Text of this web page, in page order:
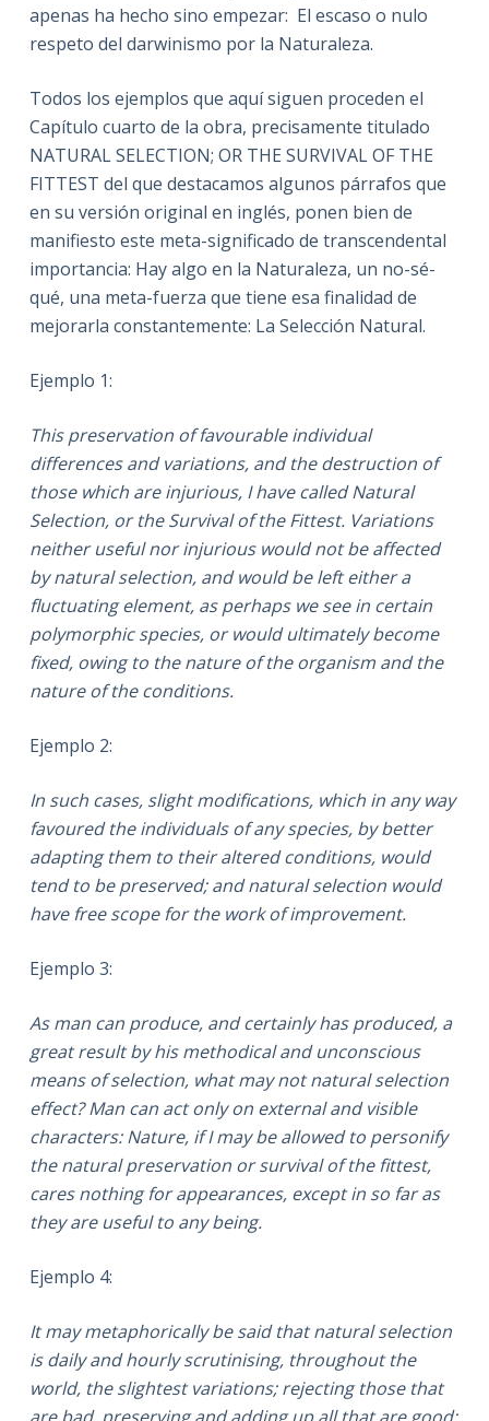
apenas ha hecho sino empezar: El escaso o nulo
respeto del darwinismo por la Naturaleza.
Todos los ejemplos que aquí siguen proceden el
Capítulo cuarto de la obra, precisamente titulado
NATURAL SELECTION; OR THE SURVIVAL OF THE
FITTEST del que destacamos algunos párrafos que
en su versión original en inglés, ponen bien de
manifiesto este meta-significado de transcendental
importancia: Hay algo en la Naturaleza, un no-sé-
qué, una meta-fuerza que tiene esa finalidad de
mejorarla constantemente: La Selección Natural.
Ejemplo 1:
This preservation of favourable individual
differences and variations, and the destruction of
those which are injurious, I have called Natural
Selection, or the Survival of the Fittest. Variations
neither useful nor injurious would not be affected
by natural selection, and would be left either a
fluctuating element, as perhaps we see in certain
polymorphic species, or would ultimately become
fixed, owing to the nature of the organism and the
nature of the conditions.
Ejemplo 2:
In such cases, slight modifications, which in any way
favoured the individuals of any species, by better
adapting them to their altered conditions, would
tend to be preserved; and natural selection would
have free scope for the work of improvement.
Ejemplo 3:
As man can produce, and certainly has produced, a
great result by his methodical and unconscious
means of selection, what may not natural selection
effect? Man can act only on external and visible
characters: Nature, if I may be allowed to personify
the natural preservation or survival of the fittest,
cares nothing for appearances, except in so far as
they are useful to any being.
Ejemplo 4:
It may metaphorically be said that natural selection
is daily and hourly scrutinising, throughout the
world, the slightest variations; rejecting those that